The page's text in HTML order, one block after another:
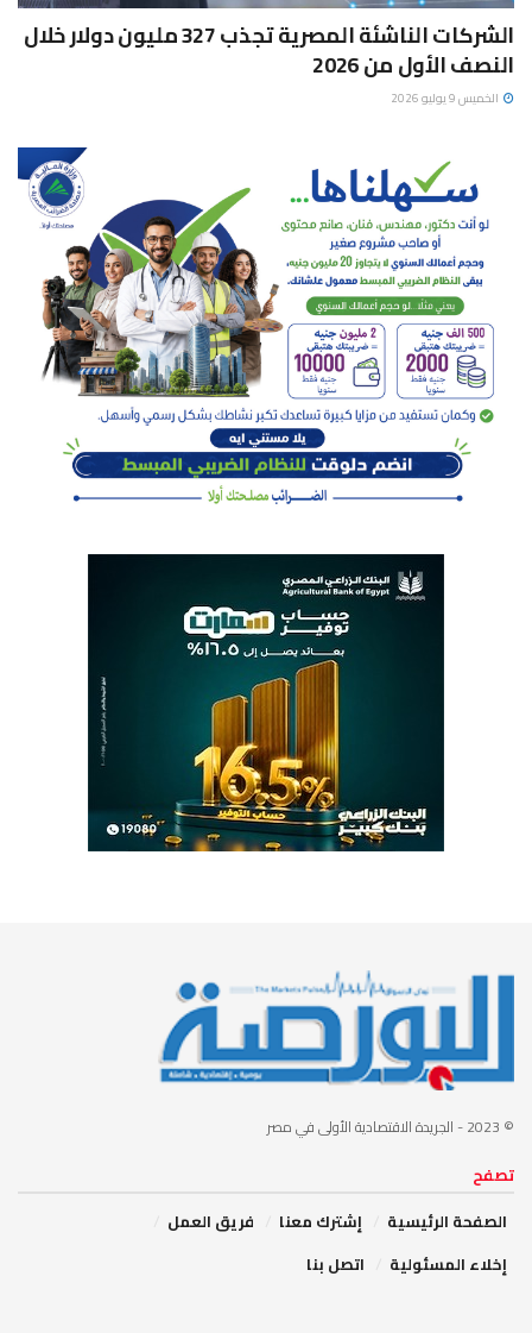
الشركات الناشئة المصرية تجذب 327 مليون دولار خلال
النصف الأول من 2026
الخميس 9 يوليو 2026
© 2023 - الجريدة الاقتصادية الأولى في مصر
تصفح
الصفحة الرئيسية
إشترك معنا
فريق العمل
إخلاء المسئولية
اتصل بنا